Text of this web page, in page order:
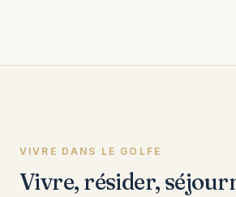
VIVRE DANS LE GOLFE
Vivre, résider,